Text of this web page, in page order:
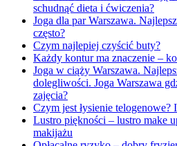
schudnąć dieta i ćwiczenia?
Joga dla par Warszawa.
często?
Czym najlepiej czyścić buty?
Każdy kontur ma znaczenie –
Joga w ciąży Warszawa.
dolegliwości. Joga Warszawa
zajęcia?
Czym jest łysienie telogenowe?
Lustro piękności – lustro make
makijażu